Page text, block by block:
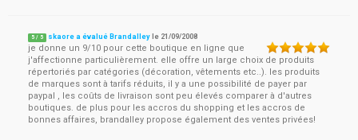
5 / 5 skaore a évalué Brandalley le 21/09/2008
je donne un 9/10 pour cette boutique en ligne que
j'affectionne particulièrement. elle offre un large choix de produits
répertoriés par catégories (décoration, vêtements etc..). les produits
de marques sont à tarifs réduits, il y a une possibilité de payer par
paypal , les coûts de livraison sont peu élevés comparer à d'autres
boutiques. de plus pour les accros du shopping et les accros de
bonnes affaires, brandalley propose également des ventes privées!